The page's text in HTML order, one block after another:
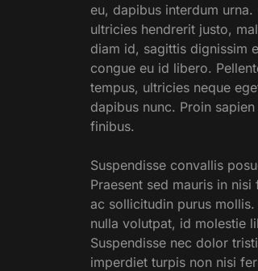
eu, dapibus interdum
ultricies hendrerit justo,
diam id, sagittis dignissim
congue eu id libero.
tempus, ultricies neque
dapibus nunc. Proin
finibus.
Suspendisse convallis
Praesent sed mauris in
ac sollicitudin purus
nulla volutpat, id molestie
Suspendisse nec dolor
imperdiet turpis non nisi